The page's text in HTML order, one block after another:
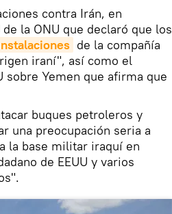
contra Irán, en
la ONU que declaró que los
de la compañía
iraní", así como el
Yemen que afirma que
buques petroleros y
una preocupación seria a
la base militar iraquí en
de EEUU y varios